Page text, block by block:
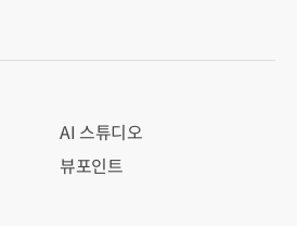
AI 스튜디오
뷰포인트